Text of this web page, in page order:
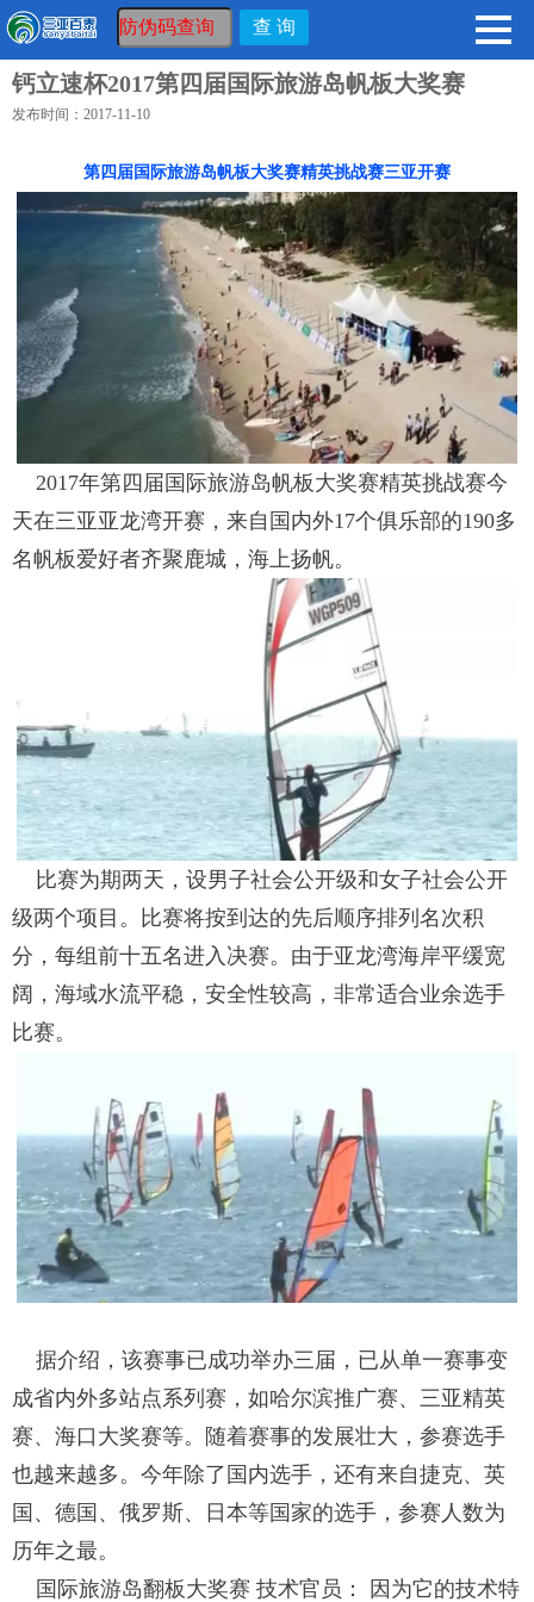
钙立速杯2017第四届国际旅游岛帆板大奖赛
发布时间：2017-11-10
第四届国际旅游岛帆板大奖赛精英挑战赛三亚开赛
2017年第四届国际旅游岛帆板大奖赛精英挑战赛今
天在三亚亚龙湾开赛，来自国内外17个俱乐部的190多
名帆板爱好者齐聚鹿城，海上扬帆。
比赛为期两天，设男子社会公开级和女子社会公开
级两个项目。比赛将按到达的先后顺序排列名次积
分，每组前十五名进入决赛。由于亚龙湾海岸平缓宽
阔，海域水流平稳，安全性较高，非常适合业余选手
比赛。
据介绍，该赛事已成功举办三届，已从单一赛事变
成省内外多站点系列赛，如哈尔滨推广赛、三亚精英
赛、海口大奖赛等。随着赛事的发展壮大，参赛选手
也越来越多。今年除了国内选手，还有来自捷克、英
国、德国、俄罗斯、日本等国家的选手，参赛人数为
历年之最。
国际旅游岛翻板大奖赛 技术官员： 因为它的技术特